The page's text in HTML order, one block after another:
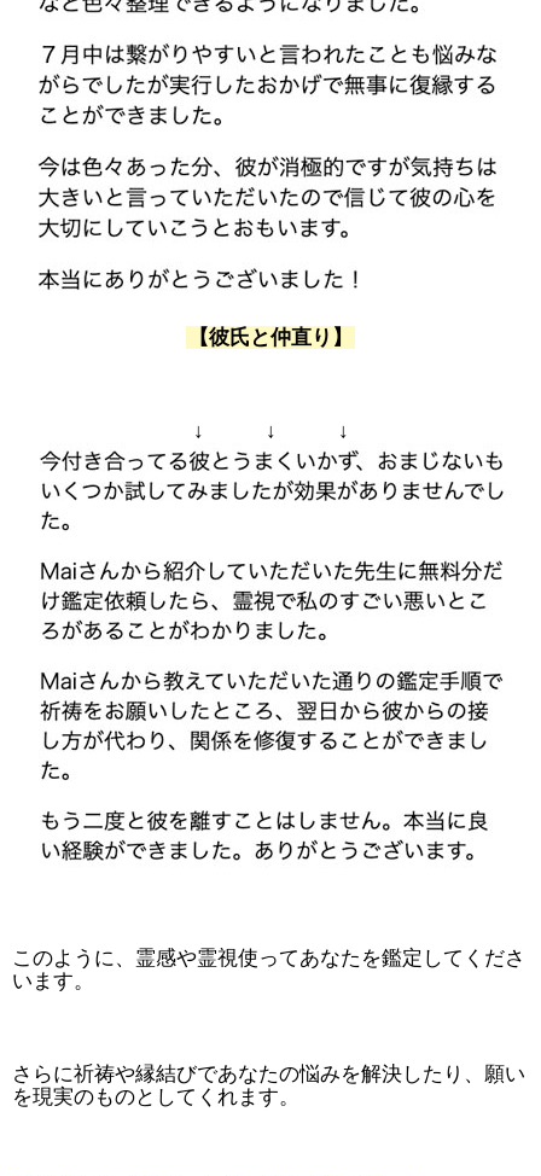
【彼氏と仲直り】
↓ ↓ ↓
このように、霊感や霊視使ってあなたを鑑定してくださ
います。
さらに祈祷や縁結びであなたの悩みを解決したり、願い
を現実のものとしてくれます。